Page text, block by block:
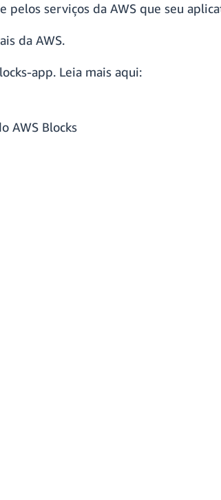
serviços da AWS que seu
da AWS.
app. Leia mais aqui:
AWS Blocks